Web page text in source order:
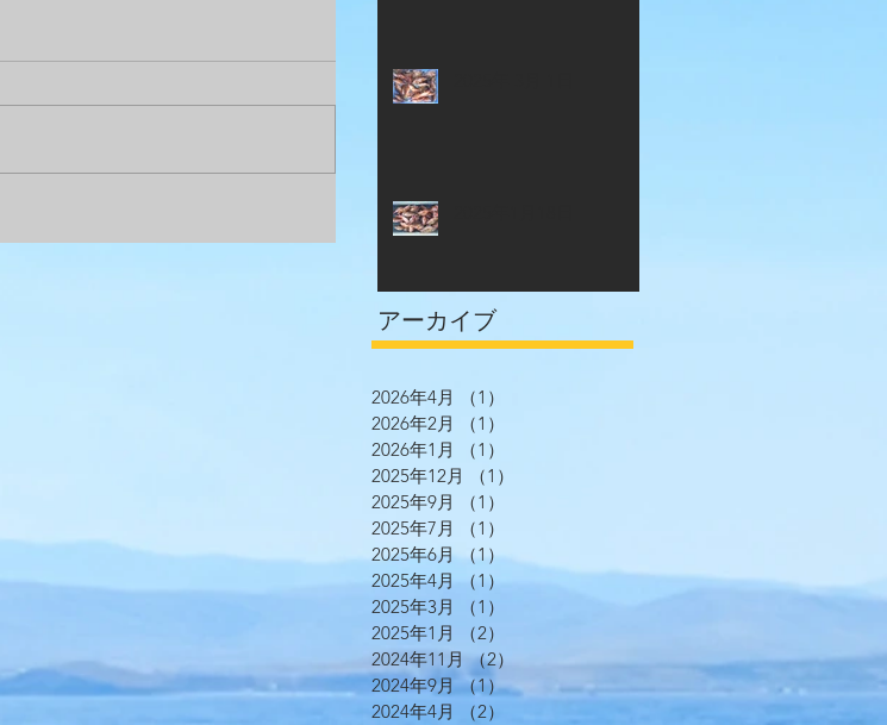
アーカイブ
2026年4月 （1）
2026年2月
（1）
2026年1月
（1）
2025年12月
（1）
2025年9月
（1）
2025年7月
（1）
2025年6月 （1）1件の記事
2025年4月
（1）
2025年3月
（1）
2025年1月
（2）
2024年11月 （2）
2024年9月 （1）1件の記事
2024年4月
（2）